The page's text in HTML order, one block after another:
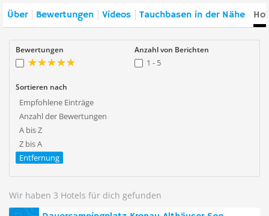
Über Bewertungen Videos Tauchbasen in der Nähe
Bewertungen Anzahl von Berichten
1 - 5
Sortieren nach
Empfohlene Einträge
Anzahl der Bewertungen
A bis Z
Z bis A
Entfernung
Wir haben 3 Hotels für dich gefunden